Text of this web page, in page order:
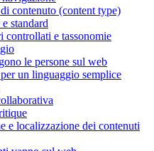
contenuto (content type)
standard
controllati e tassonomie
le persone sul web
un linguaggio semplice
e localizzazione dei contenuti